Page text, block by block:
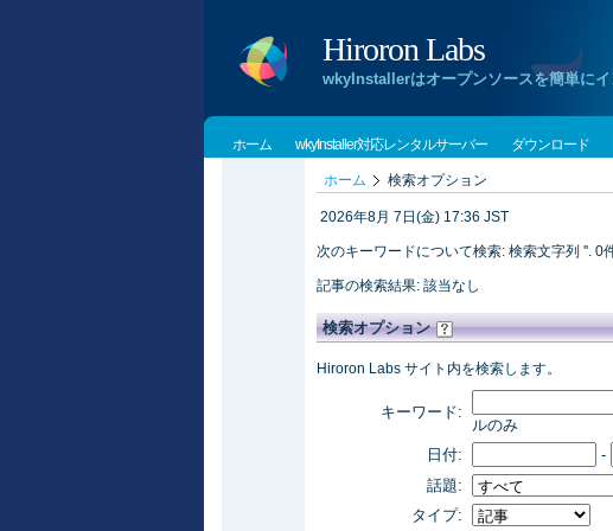
Hiroron Labs
wkyInstallerはオープンソースを簡単に
ホーム wkyInstaller対応レンタルサーバー ダウンロード
ホーム 検索オプション
2026年8月 7日(金) 17:36 JST
次のキーワードについて検索: 検索文字列 ''. 0
記事の検索結果: 該当なし
検索オプション
Hiroron Labs サイト内を検索します。
キーワード:
ルのみ
日付:
-
話題:
タイプ: